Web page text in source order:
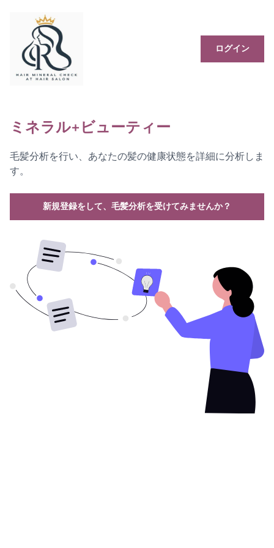
ログイン
ミネラル+ビューティー
毛髪分析を行い、あなたの髪の健康状態を詳細に分析しま
す。
新規登録をして、毛髪分析を受けてみませんか？